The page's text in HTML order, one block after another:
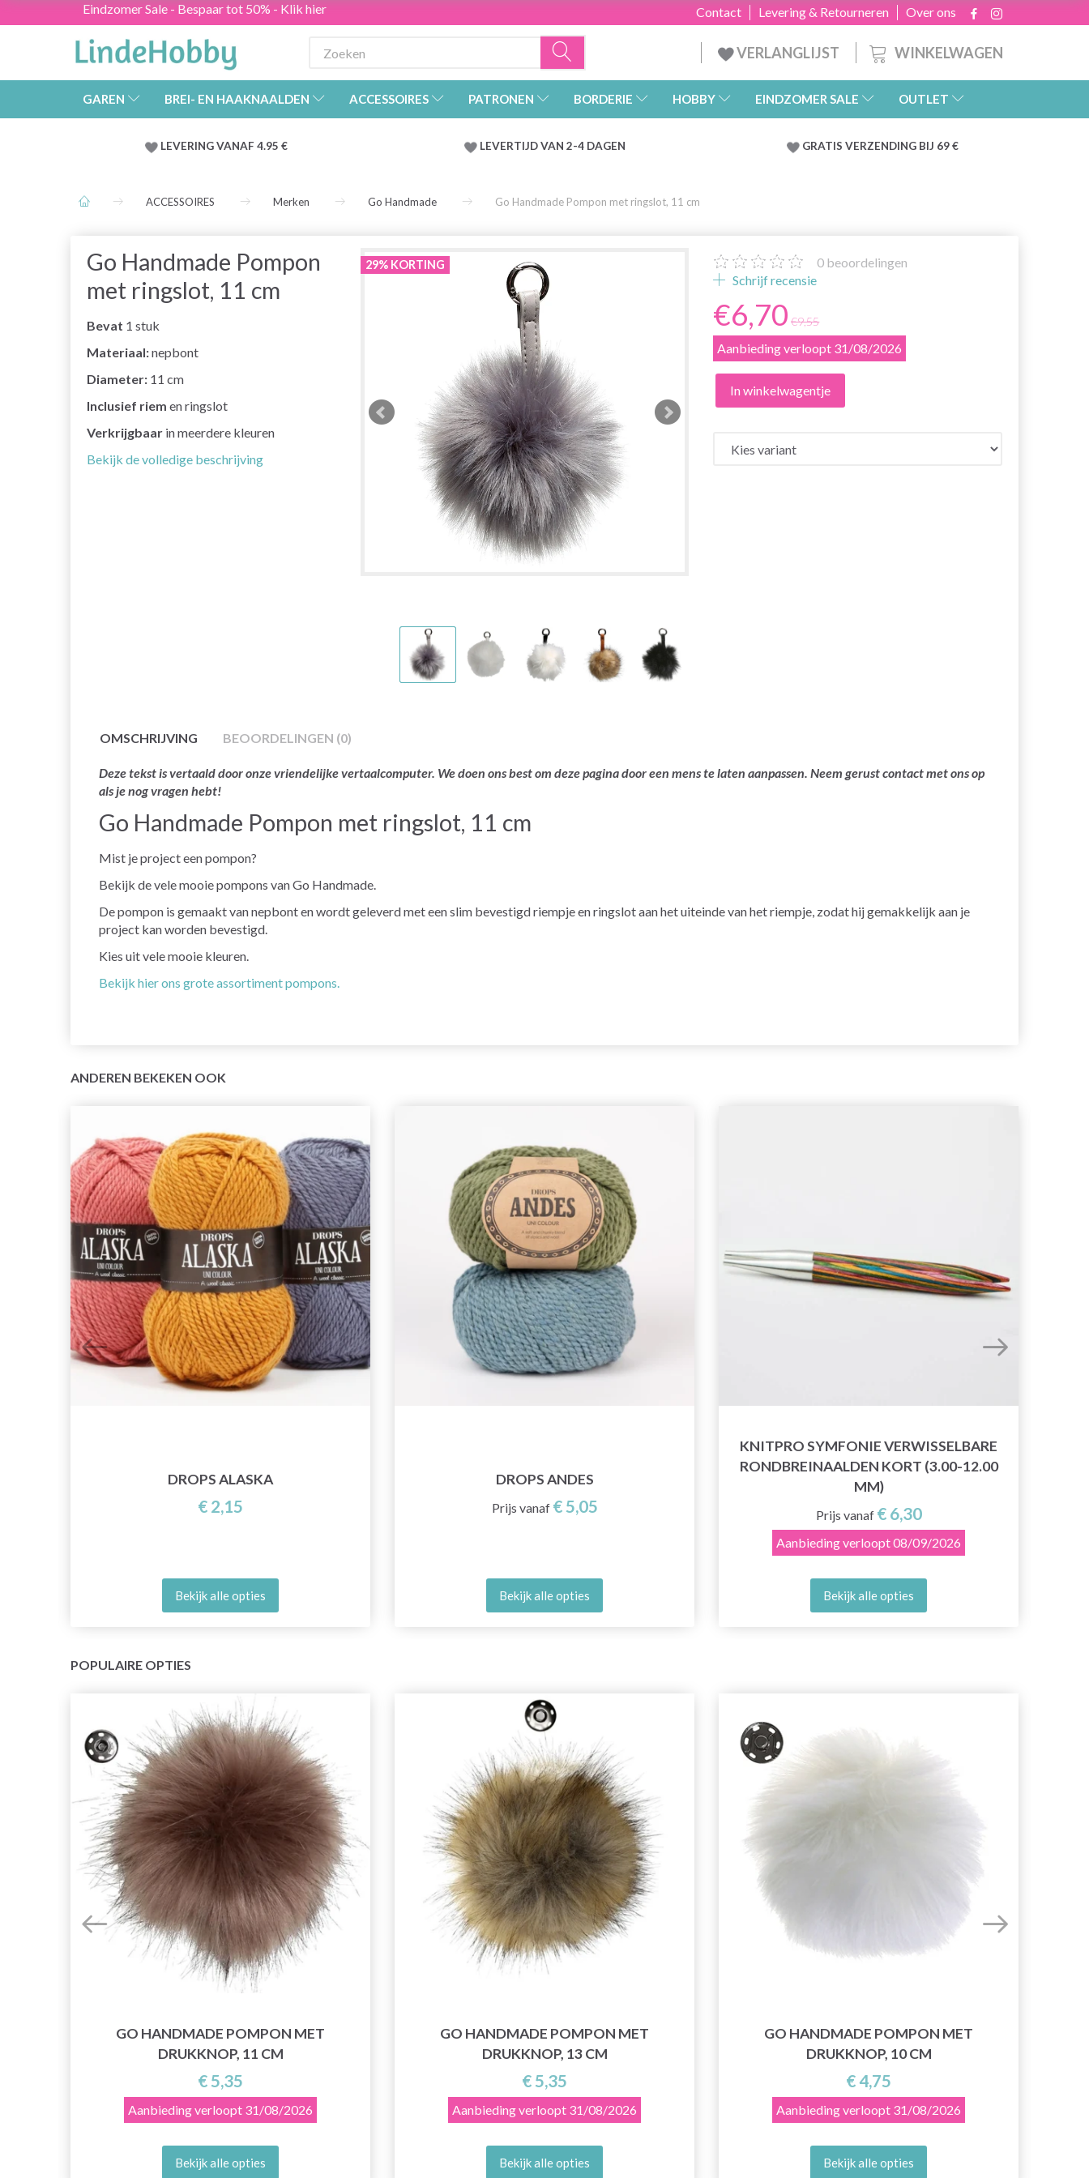
Eindzomer Sale - Bespaar tot 50% - Klik hier Over ons
Levering & Retourneren
Contact
WINKELWAGEN
VERLANGLIJST
GAREN BREI- EN HAAKNAALDEN ACCESSOIRES PATRONEN BORDERIE HOBBY EINDZOMER SALE OUTLET
LEVERING VANAF 4.95 € LEVERTIJD VAN 2-4 DAGEN GRATIS VERZENDING BIJ 69 €
ACCESSOIRES Merken Go Handmade Go Handmade Pompon met ringslot, 11 cm
Go Handmade Pompon
met ringslot, 11 cm
Bevat 1 stuk
Materiaal:nepbont
Diameter: 11 cm
Inclusief riem en ringslot
Verkrijgbaar in meerdere kleuren
Bekijk de volledige beschrijving
29% KORTING 0 beoordelingen
Schrijf recensie
€6,70 €9,55
Aanbieding verloopt 31/08/2026
In winkelwagentje
OMSCHRIJVING BEOORDELINGEN (0)
Deze tekst is vertaald door onze vriendelijke vertaalcomputer. We doen ons best om deze pagina door een mens te laten aanpassen. Neem gerust contact met ons op
als je nog vragen hebt!
Go Handmade Pompon met ringslot, 11 cm
Mist je project een pompon?
Bekijk de vele mooie pompons van Go Handmade.
De pompon is gemaakt van nepbont en wordt geleverd met een slim bevestigd riempje en ringslot aan het uiteinde van het riempje, zodat hij gemakkelijk aan je
project kan worden bevestigd.
Kies uit vele mooie kleuren.
Bekijk hier ons grote assortiment pompons.
ANDEREN BEKEKEN OOK
DROPS ALASKA
€ 2,15
Bekijk alle opties
DROPS ANDES
Prijs vanaf € 5,05
Bekijk alle opties
KNITPRO SYMFONIE VERWISSELBARE
RONDBREINAALDEN KORT (3.00-12.00
MM)
Prijs vanaf € 6,30
Aanbieding verloopt08/09/2026
Bekijk alle opties
POPULAIRE OPTIES
GO HANDMADE POMPON MET
DRUKKNOP, 11 CM
€ 5,35
Aanbieding verloopt 31/08/2026
Bekijk alle opties
GO HANDMADE POMPON MET
DRUKKNOP, 13 CM
€ 5,35
Aanbieding verloopt 31/08/2026
Bekijk alle opties
GO HANDMADE POMPON MET
DRUKKNOP, 10 CM
€ 4,75
Aanbieding verloopt 31/08/2026
Bekijk alle opties